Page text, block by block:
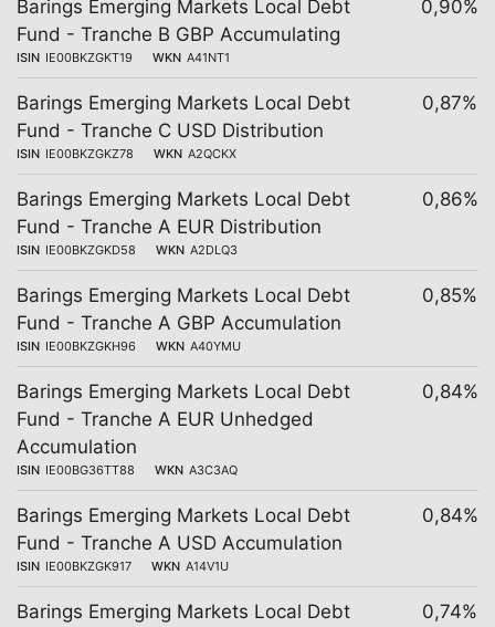
Barings Emerging Markets Local Debt
Fund - Tranche B GBP Accumulating
ISIN IE00BKZGKT19 WKN A41NT1
0,90%
Barings Emerging Markets Local Debt
Fund - Tranche C USD Distribution
ISIN IE00BKZGKZ78 WKN A2QCKX
0,87%
Barings Emerging Markets Local Debt
Fund - Tranche A EUR Distribution
ISIN IE00BKZGKD58 WKN A2DLQ3
0,86%
Barings Emerging Markets Local Debt
Fund - Tranche A GBP Accumulation
ISIN IE00BKZGKH96 WKN A40YMU
0,85%
Barings Emerging Markets Local Debt
Fund - Tranche A EUR Unhedged
Accumulation
ISIN IE00BG36TT88 WKN A3C3AQ
0,84%
Barings Emerging Markets Local Debt
Fund - Tranche A USD Accumulation
ISIN IE00BKZGK917 WKN A14V1U
0,84%
Barings Emerging Markets Local Debt
0,74%